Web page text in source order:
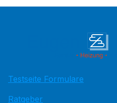
Testseite Formulare
Ratgeber